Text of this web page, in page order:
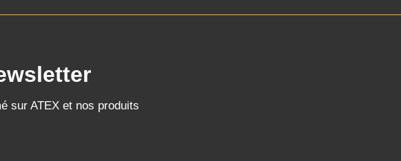
sur ATEX et nos produits